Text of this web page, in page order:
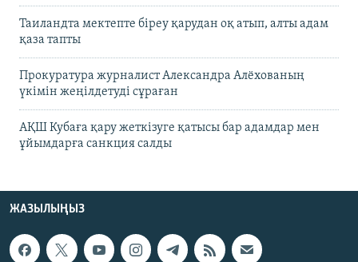
Таиландта мектепте біреу қарудан оқ атып, алты адам
қаза тапты
Прокуратура журналист Александра Алёхованың
үкімін жеңілдетуді сұраған
АҚШ Кубаға қару жеткізуге қатысы бар адамдар мен
ұйымдарға санкция салды
ЖАЗЫЛЫҢЫЗ